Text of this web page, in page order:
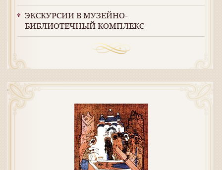
ЭКСКУРСИИ В МУЗЕЙНО-
БИБЛИОТЕЧНЫЙ КОМПЛЕКС